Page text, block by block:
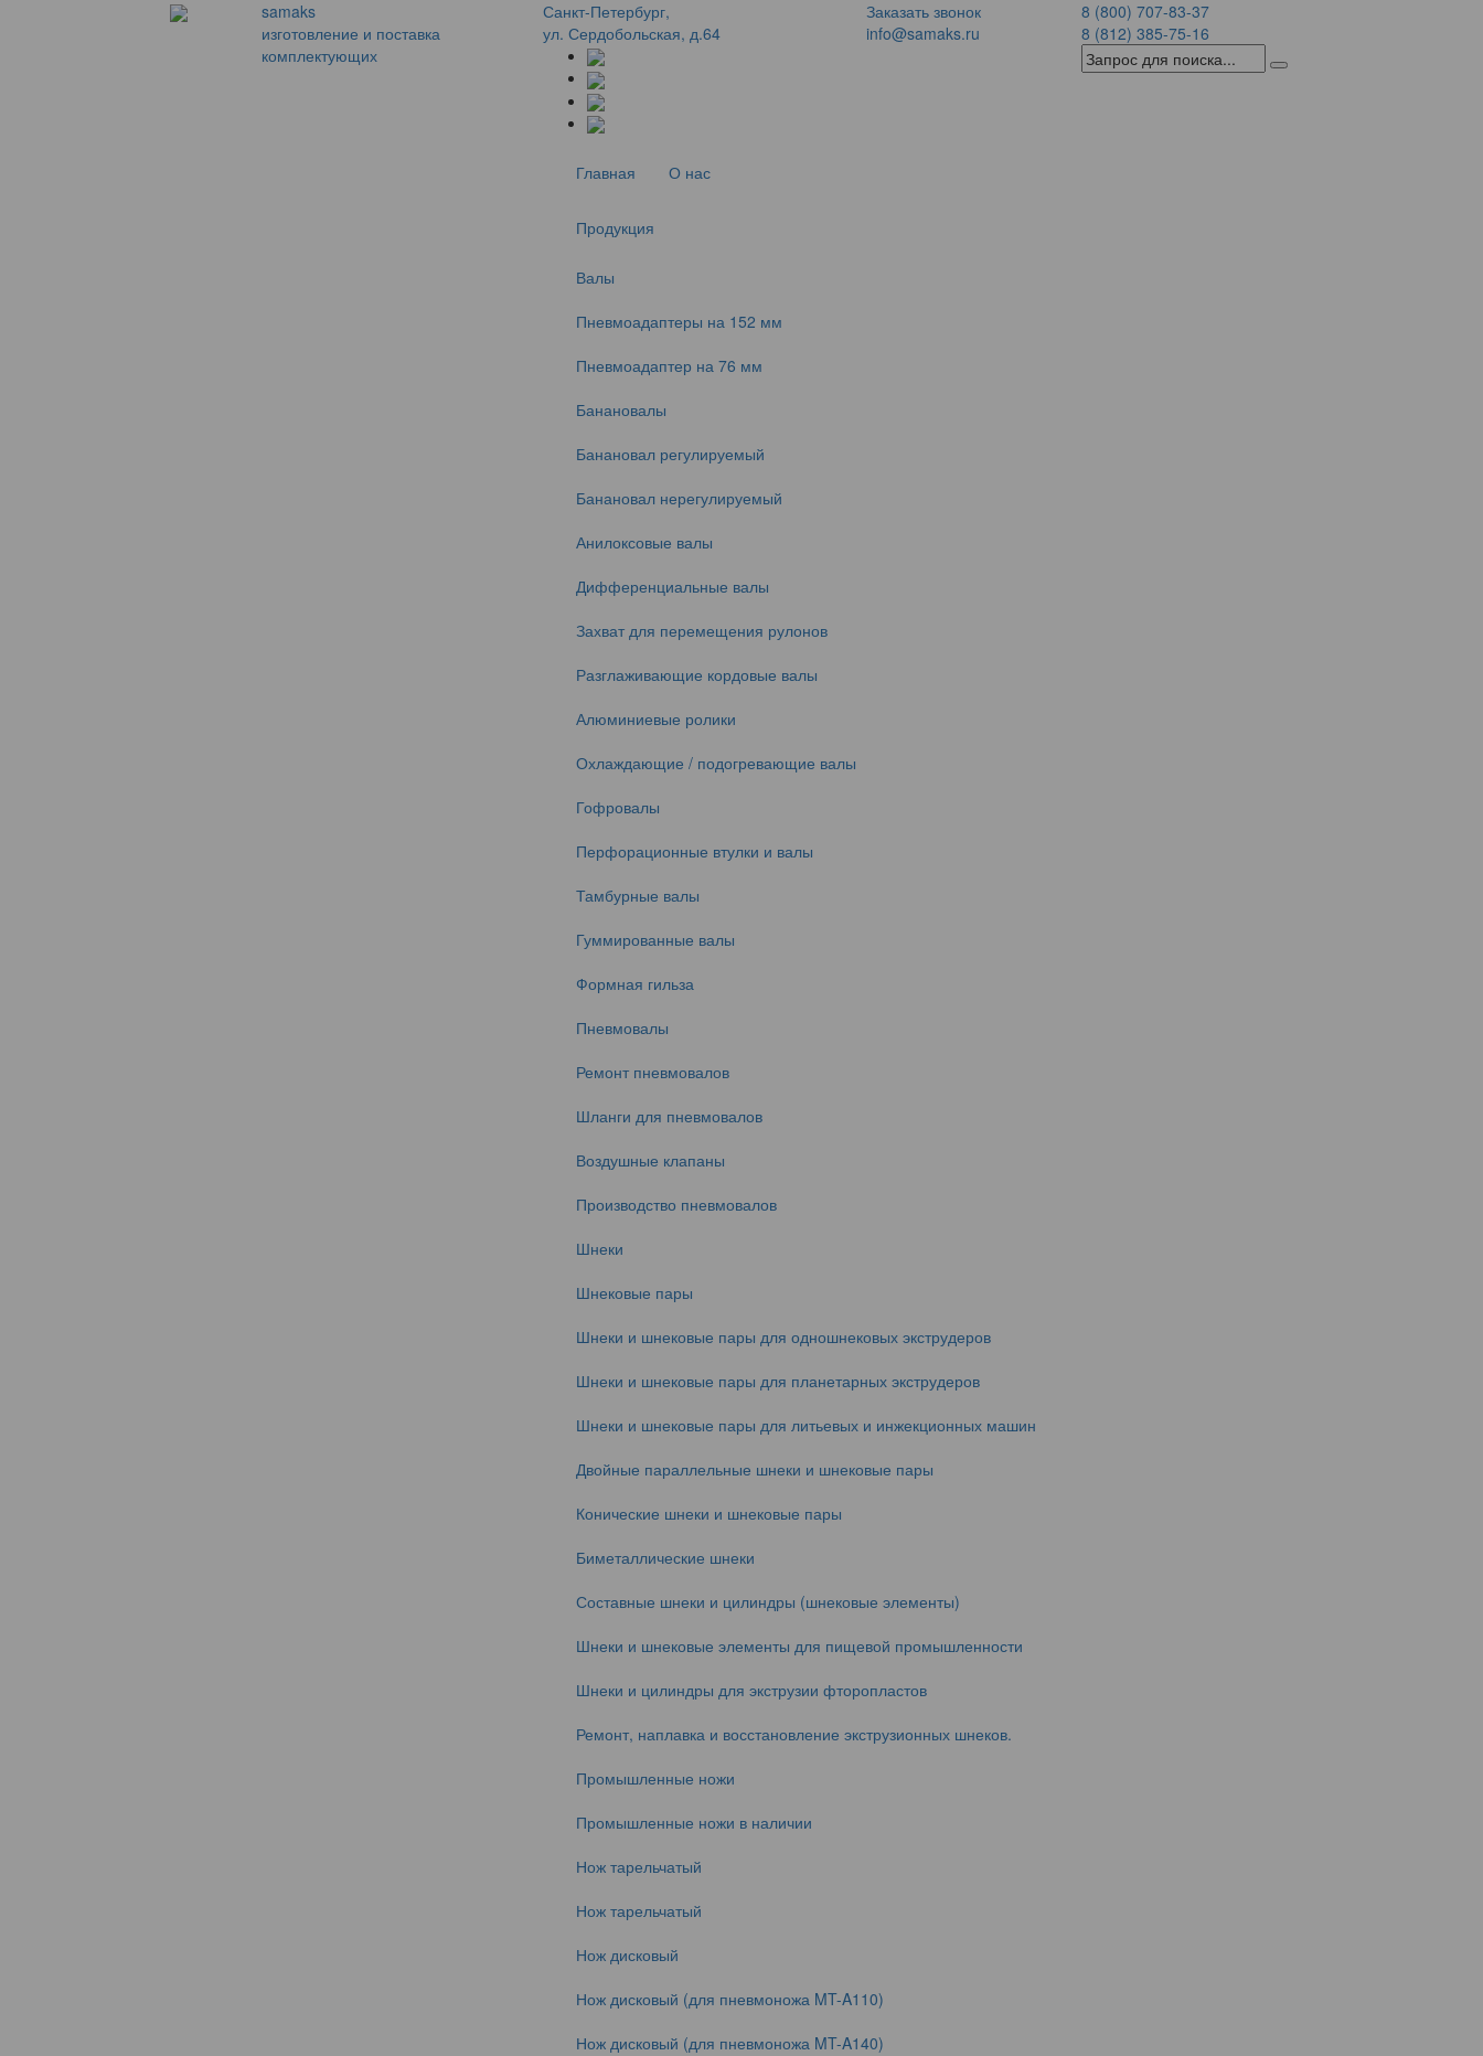
samaks
изготовление и поставка
комплектующих
Санкт-Петербург,
ул. Сердобольская, д.64
Заказать звонок
info@samaks.ru
8 (800) 707-83-37
8 (812) 385-75-16
Главная О нас
Продукция
Валы
Пневмоадаптеры на 152 мм
Пневмоадаптер на 76 мм
Банановалы
Банановал регулируемый
Банановал нерегулируемый
Анилоксовые валы
Дифференциальные валы
Захват для перемещения рулонов
Разглаживающие кордовые валы
Алюминиевые ролики
Охлаждающие / подогревающие валы
Гофровалы
Перфорационные втулки и валы
Тамбурные валы
Гуммированные валы
Формная гильза
Пневмовалы
Ремонт пневмовалов
Шланги для пневмовалов
Воздушные клапаны
Производство пневмовалов
Шнеки
Шнековые пары
Шнеки и шнековые пары для одношнековых экструдеров
Шнеки и шнековые пары для планетарных экструдеров
Шнеки и шнековые пары для литьевых и инжекционных машин
Двойные параллельные шнеки и шнековые пары
Конические шнеки и шнековые пары
Биметаллические шнеки
Составные шнеки и цилиндры (шнековые элементы)
Шнеки и шнековые элементы для пищевой промышленности
Шнеки и цилиндры для экструзии фторопластов
Ремонт, наплавка и восстановление экструзионных шнеков.
Промышленные ножи
Промышленные ножи в наличии
Нож тарельчатый
Нож тарельчатый
Нож дисковый
Нож дисковый (для пневмоножа MT-A110)
Нож дисковый (для пневмоножа MT-A140)